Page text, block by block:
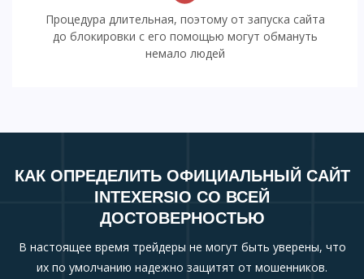
Процедура длительная, поэтому от запуска сайта
до блокировки с его помощью могут обмануть
немало людей
КАК ОПРЕДЕЛИТЬ ОФИЦИАЛЬНЫЙ САЙТ
INTEXERSIO СО ВСЕЙ
ДОСТОВЕРНОСТЬЮ
В настоящее время трейдеры не могут быть уверены, что
их по умолчанию надежно защитят от мошенников.